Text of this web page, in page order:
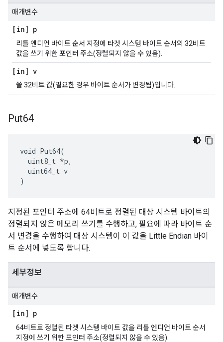
매개변수
[in] p
리틀 엔디언 바이트 순서 지정에 타겟 시스템 바이트 순서의 32비트
값을 쓰기 위한 포인터 주소(정렬되지 않을 수 있음).
[in] v
쓸 32비트 값(필요한 경우 바이트 순서가 변경됨)입니다.
Put64
void Put64(
  uint8_t *p,
  uint64_t v
)
지정된 포인터 주소에 64비트로 정렬된 대상 시스템 바이트의
정렬되지 않은 메모리 쓰기를 수행하고, 필요에 따라 바이트 순
서 변경을 수행하여 대상 시스템이 이 값을 Little Endian 바이
트 순서에 넣도록 합니다.
세부정보
매개변수
[in] p
64비트로 정렬된 타겟 시스템 바이트 값을 리틀 엔디언 바이트 순서
지정에 쓰기 위한 포인터 주소(정렬되지 않을 수 있음).